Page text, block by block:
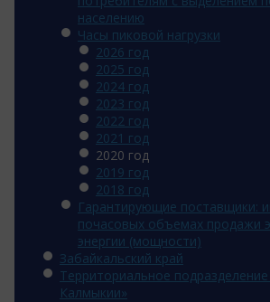
населению
Часы пиковой нагрузки
2026 год
2025 год
2024 год
2023 год
2022 год
2021 год
2020 год
2019 год
2018 год
Гарантирующие поставщики:
почасовых объемах продажи
энергии (мощности)
Забайкальский край
Территориальное
Калмыкии»